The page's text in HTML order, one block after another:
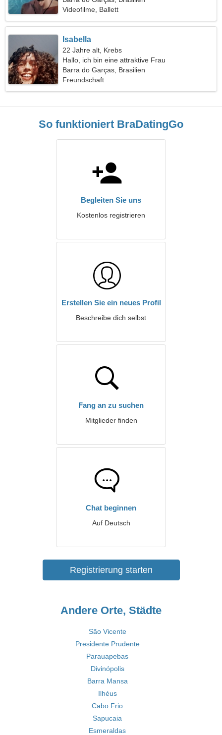
Videofilme, Ballett
Isabella
22 Jahre alt, Krebs
Hallo, ich bin eine attraktive Frau
Barra do Garças, Brasilien
Freundschaft
So funktioniert BraDatingGo
Begleiten Sie uns
Kostenlos registrieren
Erstellen Sie ein neues Profil
Beschreibe dich selbst
Fang an zu suchen
Mitglieder finden
Chat beginnen
Auf Deutsch
Registrierung starten
Andere Orte, Städte
São Vicente
Presidente Prudente
Parauapebas
Divinópolis
Barra Mansa
Ilhéus
Cabo Frio
Sapucaia
Esmeraldas